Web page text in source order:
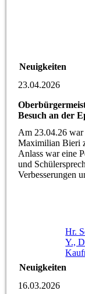
Neuigkeiten
23.04.2026
Besuch an der
Am 23.04.26 war
Maximilian Bieri
Anlass war eine
und
Verbesserungen
Hr.
Y.,
Neuigkeiten
16.03.2026